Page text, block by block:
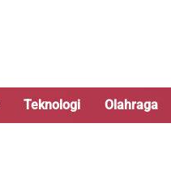
Teknologi Olahraga